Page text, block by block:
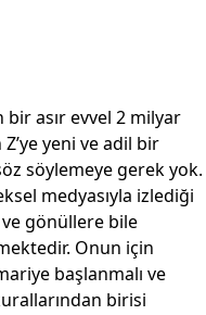
asır evvel 2 milyar
yeni ve adil bir
söylemeye gerek yok.
medyasıyla izlediği
gönüllere bile
Onun için
başlanmalı ve
birisi